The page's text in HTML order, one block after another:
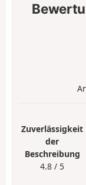
Zuverlässigkeit
der
Beschreibung
4.8 / 5